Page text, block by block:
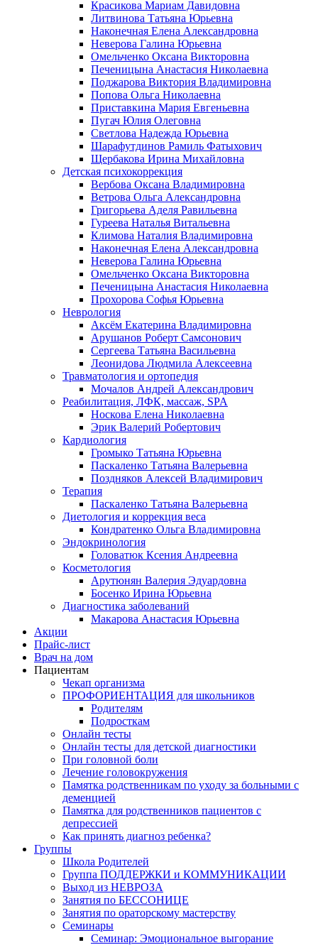
Красикова Мариам Давидовна
Литвинова Татьяна Юрьевна
Наконечная Елена Александровна
Неверова Галина Юрьевна
Омельченко Оксана Викторовна
Печеницына Анастасия Николаевна
Поджарова Виктория Владимировна
Попова Ольга Николаевна
Приставкина Мария Евгеньевна
Пугач Юлия Олеговна
Светлова Надежда Юрьевна
Шарафутдинов Рамиль Фатыхович
Щербакова Ирина Михайловна
Детская психокоррекция
Вербова Оксана Владимировна
Ветрова Ольга Александровна
Григорьева Аделя Равильевна
Гуреева Наталья Витальевна
Климова Наталия Владимировна
Наконечная Елена Александровна
Неверова Галина Юрьевна
Омельченко Оксана Викторовна
Печеницына Анастасия Николаевна
Прохорова Софья Юрьевна
Неврология
Аксём Екатерина Владимировна
Арушанов Роберт Самсонович
Сергеева Татьяна Васильевна
Леонидова Людмила Алексеевна
Травматология и ортопедия
Мочалов Андрей Александрович
Реабилитация, ЛФК, массаж, SPA
Носкова Елена Николаевна
Эрик Валерий Робертович
Кардиология
Громыко Татьяна Юрьевна
Паскаленко Татьяна Валерьевна
Поздняков Алексей Владимирович
Терапия
Паскаленко Татьяна Валерьевна
Диетология и коррекция веса
Кондратенко Ольга Владимировна
Эндокринология
Головатюк Ксения Андреевна
Косметология
Арутюнян Валерия Эдуардовна
Босенко Ирина Юрьевна
Диагностика заболеваний
Макарова Анастасия Юрьевна
Акции
Прайс-лист
Врач на дом
Пациентам
Чекап организма
ПРОФОРИЕНТАЦИЯ для школьников
Родителям
Подросткам
Онлайн тесты
Онлайн тесты для детской диагностики
При головной боли
Лечение головокружения
Памятка родственникам по уходу за больными с
деменцией
Памятка для родственников пациентов с
депрессией
Как принять диагноз ребенка?
Группы
Школа Родителей
Группа ПОДДЕРЖКИ и КОММУНИКАЦИИ
Выход из НЕВРОЗА
Занятия по БЕССОНИЦЕ
Занятия по ораторскому мастерству
Семинары
Семинар: Эмоциональное выгорание